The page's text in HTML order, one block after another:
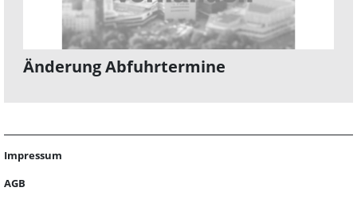
Änderung Abfuhrtermine
Impressum
AGB